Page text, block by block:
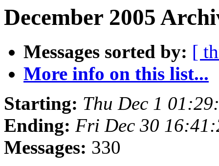
December 2005
Messages sorted by: [
More info on this list...
Starting: Thu Dec 1
Ending: Fri Dec 30
Messages: 330